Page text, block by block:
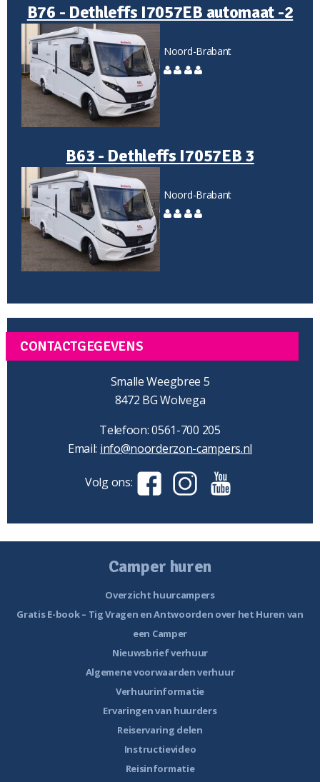
B76 - Dethleffs I7057EB automaat -2
Noord-Brabant
B63 - Dethleffs I7057EB 3
Noord-Brabant
CONTACTGEGEVENS
Smalle Weegbree 5
8472 BG Wolvega
Telefoon: 0561-700 205
Email: info@noorderzon-campers.nl
Volg ons:
Camper huren
Overzicht huurcampers
Gratis E-book – Tig Vragen en Antwoorden over het Huren van
een Camper
Nieuwsbrief verhuur
Algemene voorwaarden verhuur
Verhuurinformatie
Ervaringen van huurders
Reiservaring delen
Instructievideo
Reisinformatie